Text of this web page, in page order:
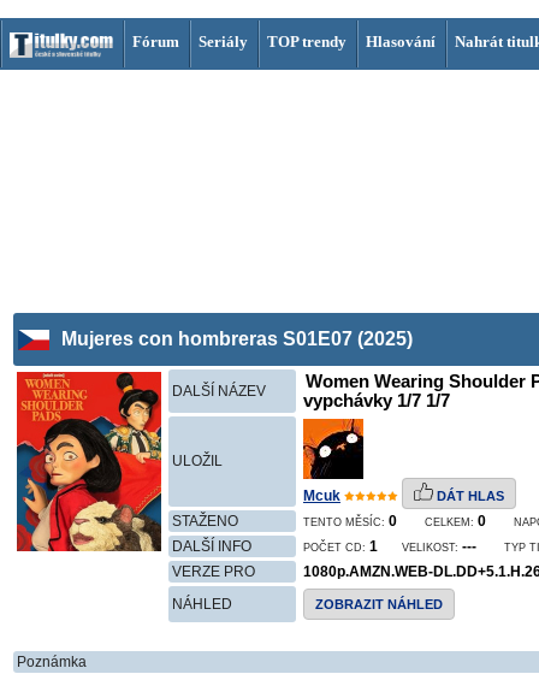
Fórum Seriály TOP trendy Hlasování Nahrát
Mujeres con hombreras S01E07 (2025)
DALŠÍ NÁZEV
Women Wearing Shoulder
vypchávky 1/7 1/7
ULOŽIL
Mcuk DÁT HLAS
STAŽENO TENTO MĚSÍC: 0 CELKEM: 0
DALŠÍ INFO POČET CD: 1 VELIKOST: --- TYP
VERZE PRO
1080p.AMZN.WEB-
NÁHLED
ZOBRAZIT NÁHLED
Poznámka